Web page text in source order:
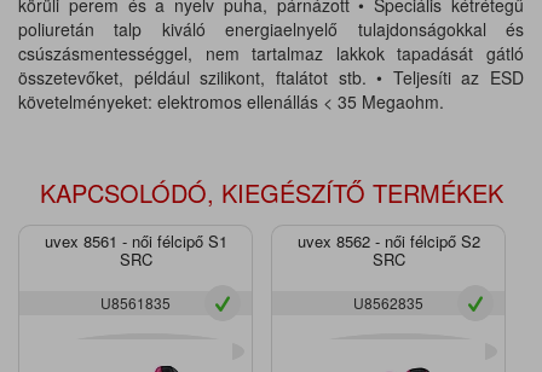
körüli perem és a nyelv puha, párnázott • Speciális kétrétegű
poliuretán talp kiváló energiaelnyelő tulajdonságokkal és
csúszásmentességgel, nem tartalmaz lakkok tapadását gátló
összetevőket, például szilikont, ftalátot stb. • Teljesíti az ESD
követelményeket: elektromos ellenállás < 35 Megaohm.
KAPCSOLÓDÓ, KIEGÉSZÍTŐ TERMÉKEK
uvex 8561 - női félcipő S1
SRC
U8561835
uvex 8562 - női félcipő S2
SRC
U8562835